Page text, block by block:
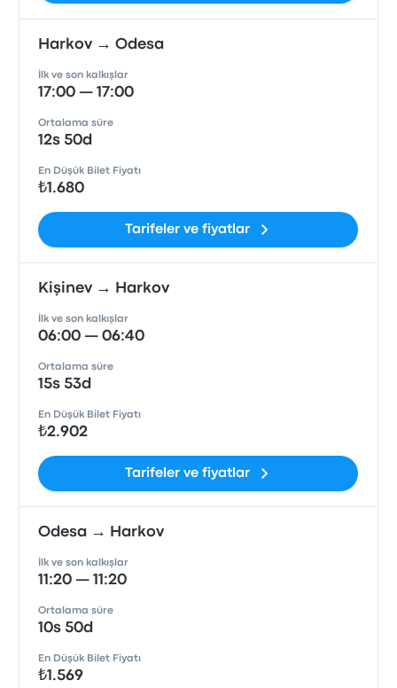
Harkov → Odesa
İlk ve son kalkışlar
17:00 — 17:00
Ortalama süre
12s 50d
En Düşük Bilet Fiyatı
₺1.680
Tarifeler ve fiyatlar
Kişinev → Harkov
İlk ve son kalkışlar
06:00 — 06:40
Ortalama süre
15s 53d
En Düşük Bilet Fiyatı
₺2.902
Tarifeler ve fiyatlar
Odesa → Harkov
İlk ve son kalkışlar
11:20 — 11:20
Ortalama süre
10s 50d
En Düşük Bilet Fiyatı
₺1.569